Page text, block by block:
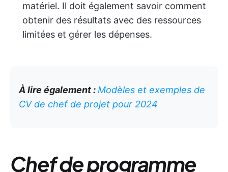
matériel. Il doit également savoir comment
obtenir des résultats avec des ressources
limitées et gérer les dépenses.
À lire également : Modèles et exemples de
CV de chef de projet pour 2024
Chef de programme